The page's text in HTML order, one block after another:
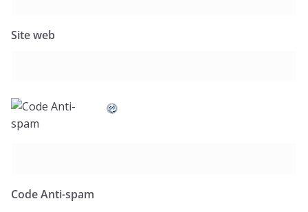
Site web
Code Anti-spam